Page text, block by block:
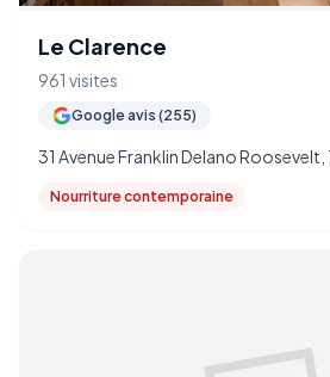
Le Clarence
961 visites
Google avis (255)
31 Avenue Franklin Delano
Nourriture contemporaine